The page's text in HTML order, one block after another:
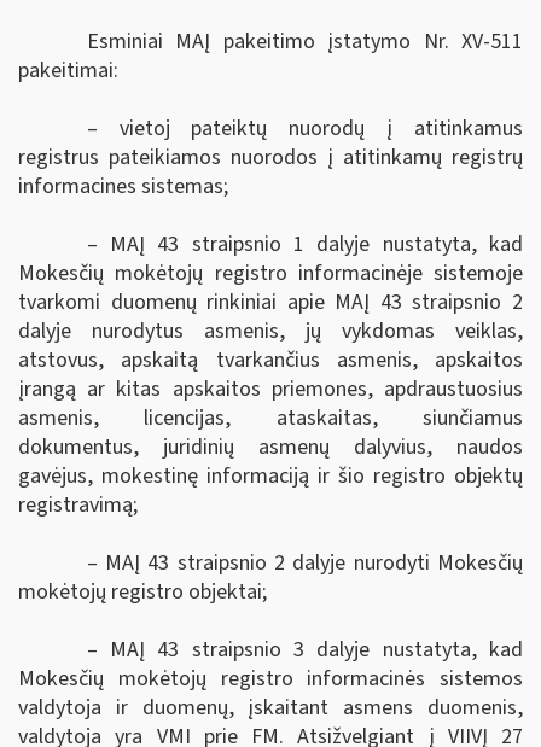
Esminiai MAĮ pakeitimo įstatymo Nr. XV-511
pakeitimai:
– vietoj pateiktų nuorodų į atitinkamus
registrus pateikiamos nuorodos į atitinkamų registrų
informacines sistemas;
– MAĮ 43 straipsnio 1 dalyje nustatyta, kad
Mokesčių mokėtojų registro informacinėje sistemoje
tvarkomi duomenų rinkiniai apie MAĮ 43 straipsnio 2
dalyje nurodytus asmenis, jų vykdomas veiklas,
atstovus, apskaitą tvarkančius asmenis, apskaitos
įrangą ar kitas apskaitos priemones, apdraustuosius
asmenis, licencijas, ataskaitas, siunčiamus
dokumentus, juridinių asmenų dalyvius, naudos
gavėjus, mokestinę informaciją ir šio registro objektų
registravimą;
– MAĮ 43 straipsnio 2 dalyje nurodyti Mokesčių
mokėtojų registro objektai;
– MAĮ 43 straipsnio 3 dalyje nustatyta, kad
Mokesčių mokėtojų registro informacinės sistemos
valdytoja ir duomenų, įskaitant asmens duomenis,
valdytoja yra VMI prie FM. Atsižvelgiant į VIIVĮ 27